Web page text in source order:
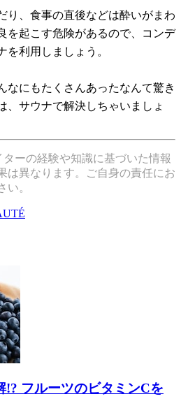
り、食事の直後などは酔いがまわ
を起こす危険があるので、コンデ
を利用しましょう。
なにもたくさんあったなんて驚き
、サウナで解決しちゃいましょ
ーの経験や知識に基づいた情報
は異なります。ご自身の責任にお
い。
!? フルーツのビタミンCを